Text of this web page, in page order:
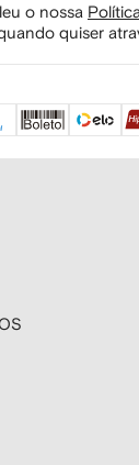
o nossa
quiser